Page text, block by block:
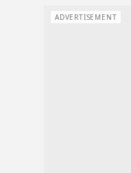
ADVERTISEMENT